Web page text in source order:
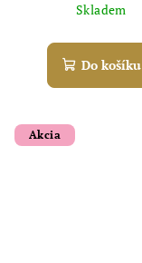
Skladem
Do košíku
Akcia